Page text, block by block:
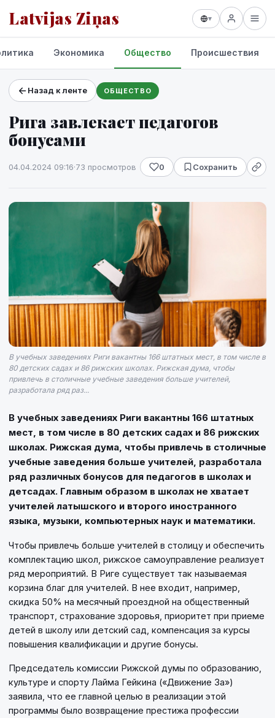
Latvijas Ziņas ▾
Проекты и сервисы
Прогноз погоды
Экономика Общество Происшествия
Назад к ленте ОБЩЕСТВО
Рига завлекает педагогов
бонусами
04.04.2024 09:16·73 просмотров 0 Сохранить
В учебных заведениях Риги вакантны 166 штатных мест, в том числе в
80 детских садах и 86 рижских школах. Рижская дума, чтобы
привлечь в столичные учебные заведения больше учителей,
разработала ряд раз...
В учебных заведениях Риги вакантны 166 штатных
мест, в том числе в 80 детских садах и 86 рижских
школах. Рижская дума, чтобы привлечь в столичные
учебные заведения больше учителей, разработала
ряд различных бонусов для педагогов в школах и
детсадах. Главным образом в школах не хватает
учителей латышского и второго иностранного
языка, музыки, компьютерных наук и математики.
Чтобы привлечь больше учителей в столицу и обеспечить
комплектацию школ, рижское самоуправление реализует
ряд мероприятий. В Риге существует так называемая
корзина благ для учителей. В нее входит, например,
скидка 50% на месячный проездной на общественный
транспорт, страхование здоровья, приоритет при приеме
детей в школу или детский сад, компенсация за курсы
повышения квалификации и другие бонусы.
Председатель комиссии Рижской думы по образованию,
культуре и спорту Лайма Гейкина («Движение За»)
заявила, что ее главной целью в реализации этой
программы было возвращение престижа профессии